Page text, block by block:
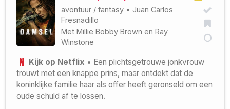
avontuur / fantasy • Juan Carlos
Fresnadillo
Met Millie Bobby Brown en Ray
Winstone
Kijk op Netflix • Een plichtsgetrouwe jonkvrouw
trouwt met een knappe prins, maar ontdekt dat de
koninklijke familie haar als offer heeft geronseld om een
oude schuld af te lossen.